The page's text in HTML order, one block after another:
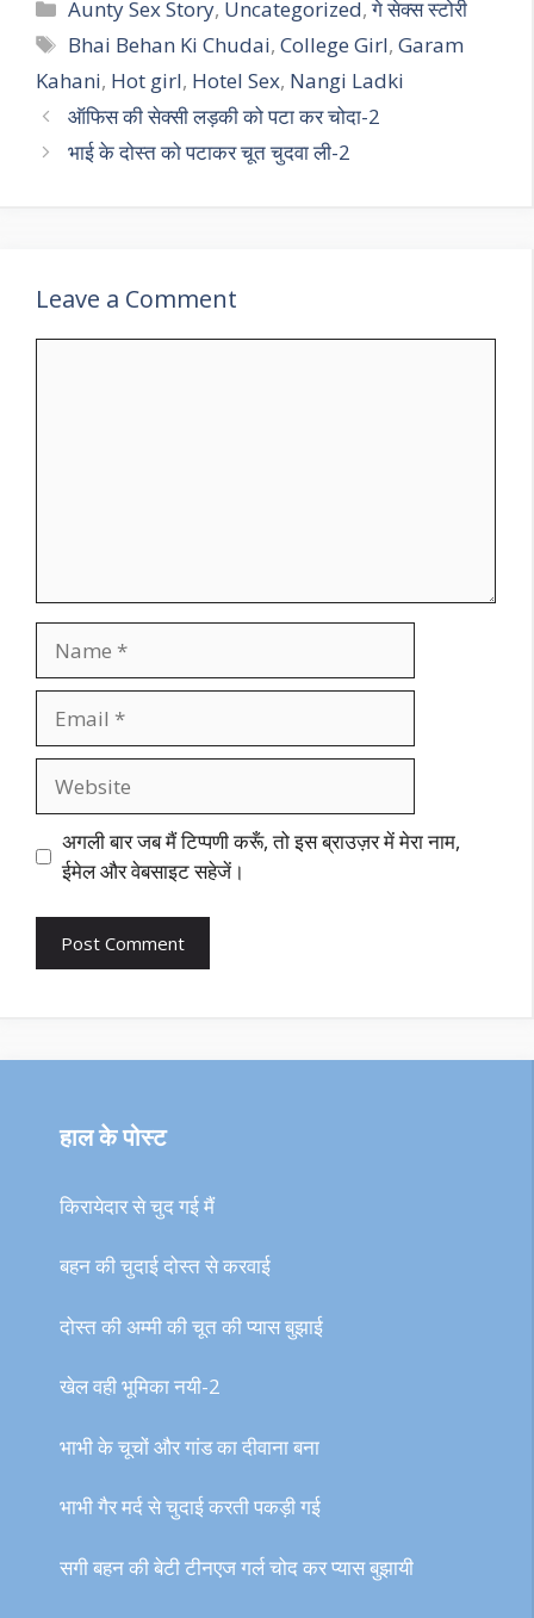
Aunty Sex Story, Uncategorized,गे सेक्स स्टोरी
Tags
Bhai Behan Ki Chudai,College Girl,Garam
Kahani, Hot girl, Hotel Sex, Nangi Ladki
ऑफिस की सेक्सी लड़की को पटा कर चोदा-2
भाई के दोस्त को पटाकर चूत चुदवा ली-2
Leave a Comment
अगली बार जब मैं टिप्पणी करूँ, तो इस ब्राउज़र में मेरा नाम,
ईमेल और वेबसाइट सहेजें।
हाल के पोस्ट
किरायेदार से चुद गई मैं
बहन की चुदाई दोस्त से करवाई
दोस्त की अम्मी की चूत की प्यास बुझाई
खेल वही भूमिका नयी-2
भाभी के चूचों और गांड का दीवाना बना
भाभी गैर मर्द से चुदाई करती पकड़ी गई
सगी बहन की बेटी टीनएज गर्ल चोद कर प्यास बुझायी